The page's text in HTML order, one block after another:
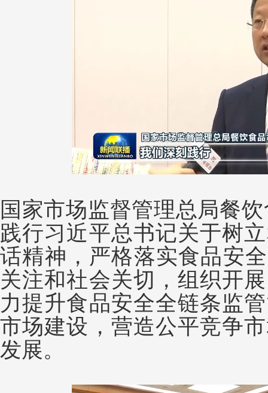
国家市场监督管理总局餐
践行习近平总书记关于树
话精神，严格落实食品安
关注和社会关切，组织开
力提升食品安全全链条监
市场建设，营造公平竞争
发展。